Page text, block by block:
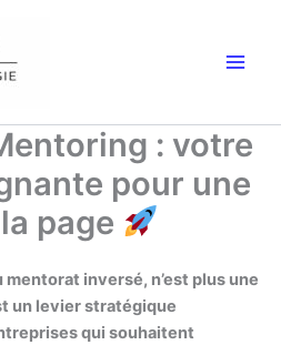
: votre
pour une
page
inversé, n’est plus une
un levier stratégique
qui souhaitent